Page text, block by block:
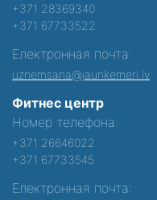
+371 28369340
+371 67733522
Електронная почта:
uznemsana@jaunkemeri.lv
Фитнес центр
Номер телефона:
+371 26646022
+371 67733545
Електронная почта: